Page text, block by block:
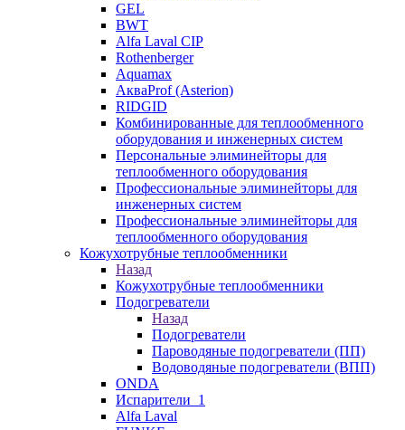
GEL
BWT
Alfa Laval CIP
Rothenberger
Aquamax
АкваProf (Asterion)
RIDGID
Комбинированные для теплообменного
оборудования и инженерных систем
Персональные элиминейторы для
теплообменного оборудования
Профессиональные элиминейторы для
инженерных систем
Профессиональные элиминейторы для
теплообменного оборудования
Кожухотрубные теплообменники
Назад
Кожухотрубные теплообменники
Подогреватели
Назад
Подогреватели
Пароводяные подогреватели (ПП)
Водоводяные подогреватели (ВПП)
ONDA
Испарители_1
Alfa Laval